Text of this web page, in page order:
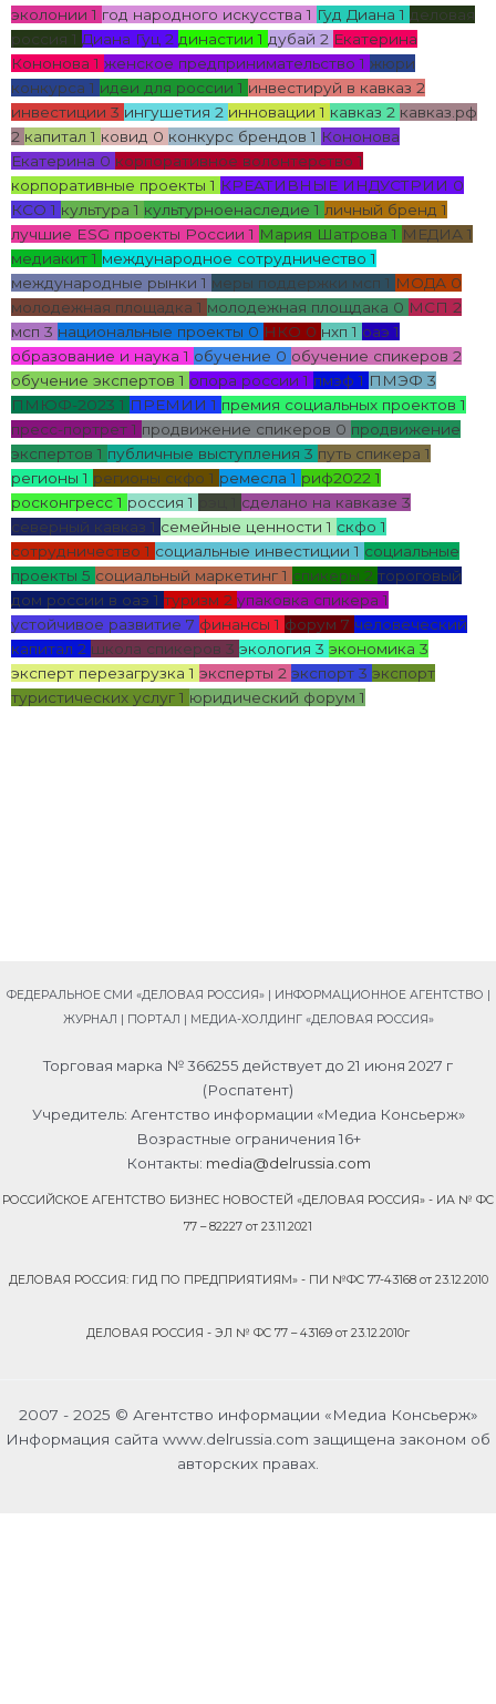
эколонии 1 год народного искусства 1 Гуд Диана 1 деловая
россия 1 Диана Гуц 2 династии 1 дубай 2 Екатерина
Кононова 1 женское предпринимательство 1 жюри
конкурса 1 идеи для россии 1 инвестируй в кавказ 2
инвестиции 3 ингушетия 2 инновации 1 кавказ 2 кавказ.рф
2 капитал 1 ковид 0 конкурс брендов 1 Кононова
Екатерина 0 корпоративное волонтерство 1
корпоративные проекты 1 КРЕАТИВНЫЕ ИНДУСТРИИ 0
КСО 1 культура 1 культурноенаследие 1 личный бренд 1
лучшие ESG проекты России 1 Мария Шатрова 1 МЕДИА 1
медиакит 1 международное сотрудничество 1
международные рынки 1 меры поддержки мсп 1 МОДА 0
молодежная площадка 1 молодежная площдака 0 МСП 2
мсп 3 национальные проекты 0 НКО 0 нхп 1 оаэ 1
образование и наука 1 обучение 0 обучение спикеров 2
обучение экспертов 1 опора россии 1 пмэф 1 ПМЭФ 3
ПМЮФ-2023 1 ПРЕМИИ 1 премия социальных проектов 1
пресс-портрет 1 продвижение спикеров 0 продвижение
экспертов 1 публичные выступления 3 путь спикера 1
регионы 1 регионы скфо 1 ремесла 1 риф2022 1
росконгресс 1 россия 1 сделано на кавказе 3
северный кавказ 1 семейные ценности 1 скфо 1
сотрудничество 1 социальные инвестиции 1 социальные
проекты 5 социальный маркетинг 1 спикеры 2 тороговый
дом россии в оаэ 1 туризм 2 упаковка спикера 1
устойчивое развитие 7 финансы 1 форум 7 человеческий
капитал 2 школа спикеров 3 экология 3 экономика 3
эксперт перезагрузка 1 эксперты 2 экспорт 3 экспорт
туристических услуг 1 юридический форум 1
ФЕДЕРАЛЬНОЕ СМИ «ДЕЛОВАЯ РОССИЯ» | ИНФОРМАЦИОННОЕ АГЕНТСТВО |
ЖУРНАЛ | ПОРТАЛ | МЕДИА-ХОЛДИНГ «ДЕЛОВАЯ РОССИЯ»
Торговая марка № 366255 действует до 21 июня 2027 г
(Роспатент)
Учредитель: Агентство информации «Медиа Консьерж»
Возрастные ограничения 16+
Контакты: media@delrussia.com
РОССИЙСКОЕ АГЕНТСТВО БИЗНЕС НОВОСТЕЙ «ДЕЛОВАЯ РОССИЯ» - ИА № ФС
77 – 82227 от 23.11.2021
ДЕЛОВАЯ РОССИЯ: ГИД ПО ПРЕДПРИЯТИЯМ» - ПИ №ФС 77-43168 от 23.12.2010
ДЕЛОВАЯ РОССИЯ - ЭЛ № ФС 77 – 43169 от 23.12.2010г
2007 - 2025 © Агентство информации «Медиа Консьерж»
Информация сайта www.delrussia.com защищена законом об
авторских правах.